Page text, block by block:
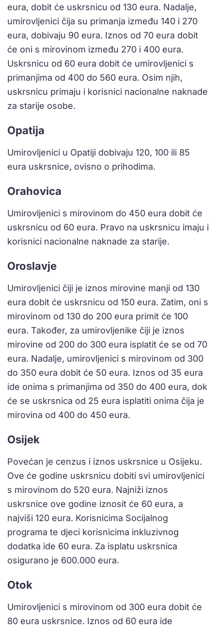
eura, dobit će uskrsnicu od 130 eura. Nadalje,
umirovljenici čija su primanja između 140 i 270
eura, dobivaju 90 eura. Iznos od 70 eura dobit
će oni s mirovinom između 270 i 400 eura.
Uskrsnicu od 60 eura dobit će umirovljenici s
primanjima od 400 do 560 eura. Osim njih,
uskrsnicu primaju i korisnici nacionalne naknade
za starije osobe.
Opatija
Umirovljenici u Opatiji dobivaju 120, 100 ili 85
eura uskrsnice, ovisno o prihodima.
Orahovica
Umirovljenici s mirovinom do 450 eura dobit će
uskrsnicu od 60 eura. Pravo na uskrsnicu imaju i
korisnici nacionalne naknade za starije.
Oroslavje
Umirovljenici čiji je iznos mirovine manji od 130
eura dobit će uskrsnicu od 150 eura. Zatim, oni s
mirovinom od 130 do 200 eura primit će 100
eura. Također, za umirovljenike čiji je iznos
mirovine od 200 do 300 eura isplatit će se od 70
eura. Nadalje, umirovljenici s mirovinom od 300
do 350 eura dobit će 50 eura. Iznos od 35 eura
ide onima s primanjima od 350 do 400 eura, dok
će se uskrsnica od 25 eura isplatiti onima čija je
mirovina od 400 do 450 eura.
Osijek
Povećan je cenzus i iznos uskrsnice u Osijeku.
Ove će godine uskrsnicu dobiti svi umirovljenici
s mirovinom do 520 eura. Najniži iznos
uskrsnice ove godine iznosit će 60 eura, a
najviši 120 eura. Korisnicima Socijalnog
programa te djeci korisnicima inkluzivnog
dodatka ide 60 eura. Za isplatu uskrsnica
osigurano je 600.000 eura.
Otok
Umirovljenici s mirovinom od 300 eura dobit će
80 eura uskrsnice. Iznos od 60 eura ide